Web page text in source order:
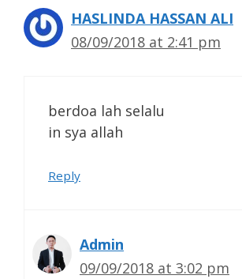
HASLINDA HASSAN ALI
08/09/2018 at 2:41 pm
berdoa lah selalu
in sya allah
Reply
Admin
09/09/2018 at 3:02 pm